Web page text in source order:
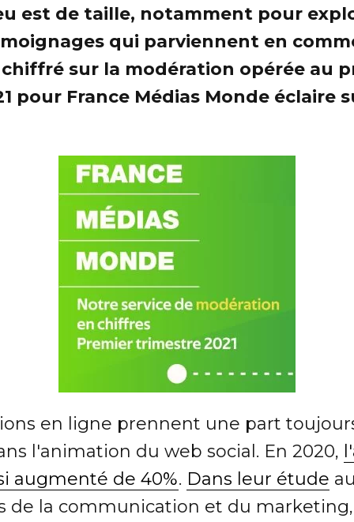
est de taille, notamment pour
qui parviennent en
sur la modération opérée au
pour France Médias Monde éclaire
en ligne prennent une part
l'animation du web social. En 2020,
augmenté de 40%. Dans leur étude
de la communication et du